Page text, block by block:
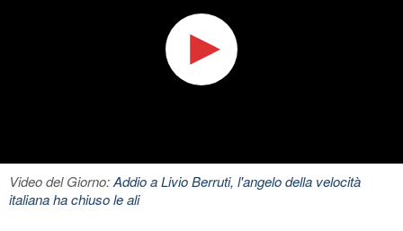
Video del Giorno:Addio a Livio Berruti, l'angelo della velocità
italiana ha chiuso le ali